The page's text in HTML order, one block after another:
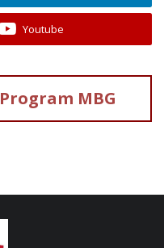
Youtube
Program MBG